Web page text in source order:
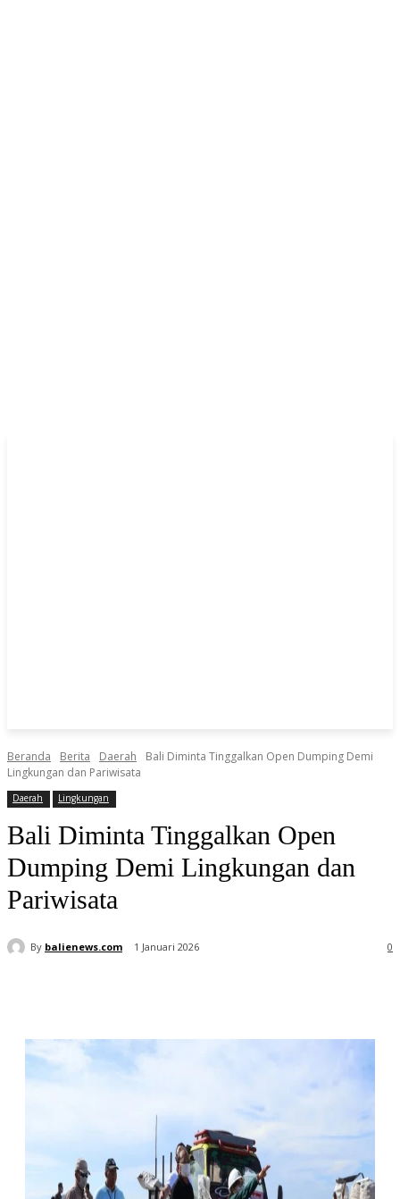
Beranda Berita Daerah
Bali Diminta Tinggalkan Open Dumping Demi
Lingkungan dan Pariwisata
Daerah Lingkungan
Bali Diminta Tinggalkan Open
Dumping Demi Lingkungan dan
Pariwisata
By balienews.com 1 Januari 2026 0